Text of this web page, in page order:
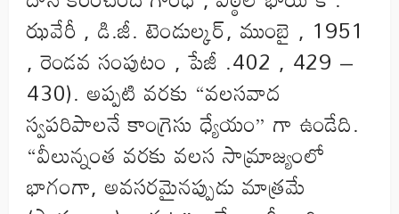
ఝవేరీ , డి.జీ. టెండుల్కర్, ముంబై , 1951
, రెండవ సంపుటం , పేజీ .402 , 429 –
430). అప్పటి వరకు “వలసవాద
స్వపరిపాలనే కాంగ్రెసు ధ్యేయం” గా ఉండేది.
“వీలున్నంత వరకు వలస సామ్రాజ్యంలో
భాగంగా, అవసరమైనప్పుడు మాత్రమే